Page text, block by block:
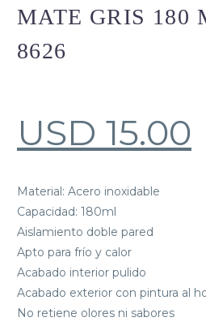
MATE GRIS 180
8626
USD 15.00
Material: Acero inoxidable
Capacidad: 180ml
Aislamiento doble pared
Apto para frío y calor
Acabado interior pulido
Acabado exterior con pintura al
No retiene olores ni sabores